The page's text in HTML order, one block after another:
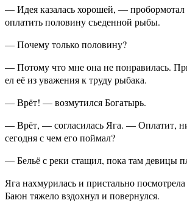
— Идея казалась хорошей, —
оплатить половину съеденной рыбы.
— Почему только половину?
— Потому что мне она не понравилась.
ел её из уважения к труду рыбака.
— Врёт! — возмутился Богатырь.
— Врёт, — согласилась Яга. — Оплатит,
сегодня с чем его поймал?
— Бельё с реки стащил, пока там девицы
Яга нахмурилась и пристально
Баюн тяжело вздохнул и повернулся.